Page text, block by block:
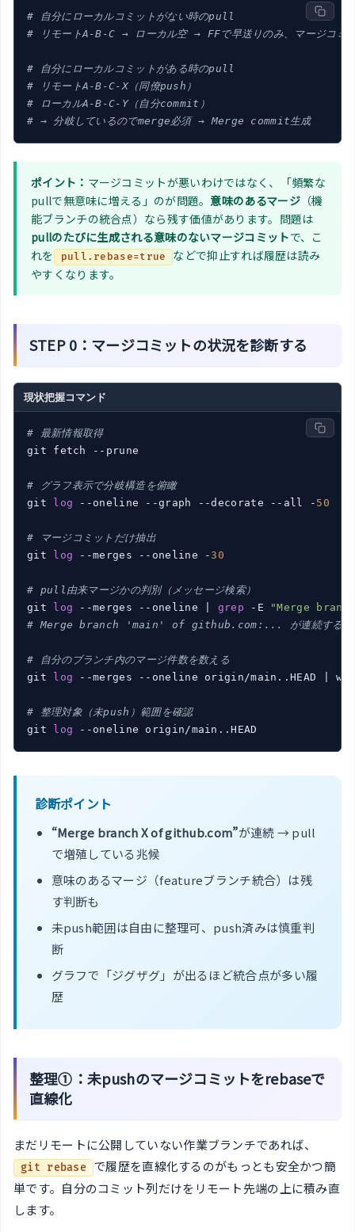
# 自分にローカルコミットがない時のpull
# リモートA-B-C → ローカル空 → FFで早送りのみ、マージコミ
# 自分にローカルコミットがある時のpull
# リモートA-B-C-X（同僚push）
# ローカルA-B-C-Y（自分commit）
# → 分岐しているのでmerge必須 → Merge commit生成
ポイント： マージコミットが悪いわけではなく、「頻繁な
pullで無意味に増える」のが問題。 意味のあるマージ（機
能ブランチの統合点）なら残す価値があります。問題は
pullのたびに生成される意味のないマージコミットで、こ
れを
pull.rebase=true
などで抑止すれば履歴は読み
やすくなります。
STEP 0：マージコミットの状況を診断する
現状把握コマンド
# 最新情報取得
git fetch --prune
# グラフ表示で分岐構造を俯瞰
git log --oneline --graph --decorate --all - 50
# マージコミットだけ抽出
git log --merges --oneline - 30
# pull由来マージかの判別（メッセージ検索）
git log --merges --oneline | grep -E
"Merge
# Merge branch 'main' of github.com:... が連続するな
# 自分のブランチ内のマージ件数を数える
git log --merges --oneline origin/main..HEAD |
# 整理対象（未push）範囲を確認
git log
診断ポイント
“Merge branch X of github.com”が連続 → pull
で増殖している兆候
意味のあるマージ（featureブランチ統合）は残
す判断も
未push範囲は自由に整理可、push済みは慎重判
断
グラフで「ジグザグ」が出るほど統合点が多い履
歴
整理①：未pushのマージコミットをrebaseで
直線化
まだリモートに公開していない作業ブランチであれば、
git rebase
で履歴を直線化するのがもっとも安全かつ簡
単です。自分のコミット列だけをリモート先端の上に積み直
します。